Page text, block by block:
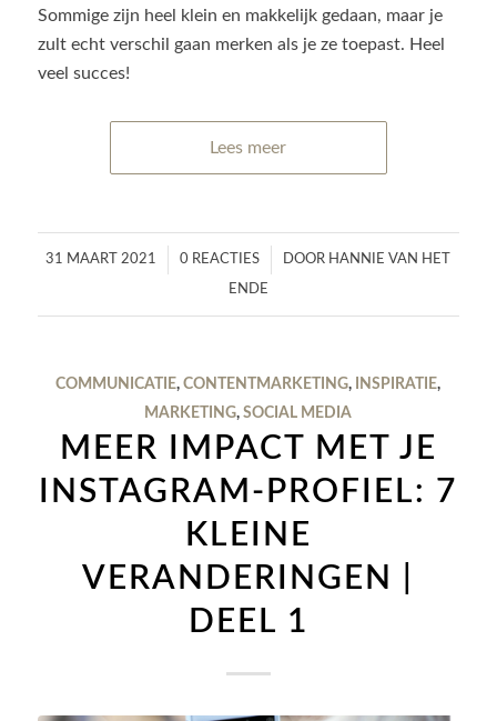
Sommige zijn heel klein en makkelijk gedaan, maar je
zult echt verschil gaan merken als je ze toepast. Heel
veel succes!
Lees meer
31 MAART 2021
/ 0 REACTIES
/ DOOR HANNIE VAN HET
ENDE
COMMUNICATIE,CONTENTMARKETING, INSPIRATIE,
MARKETING,SOCIAL MEDIA
MEER IMPACT MET JE
INSTAGRAM-PROFIEL: 7
KLEINE
VERANDERINGEN |
DEEL 1